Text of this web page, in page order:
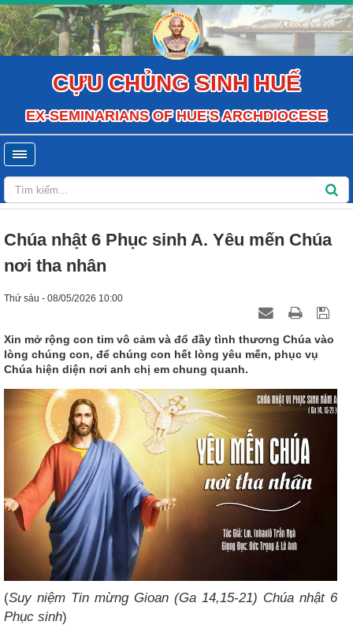
CỰU CHỦNG SINH HUẾ
EX-SEMINARIANS OF HUE'S ARCHDIOCESE
Chúa nhật 6 Phục sinh A. Yêu mến Chúa
nơi tha nhân
Thứ sáu - 08/05/2026 10:00
Xin mở rộng con tim vô cảm và đổ đầy tình thương Chúa vào
lòng chúng con, để chúng con hết lòng yêu mến, phục vụ
Chúa hiện diện nơi anh chị em chung quanh.
(Suy niệm Tin mừng Gioan (Ga 14,15-21) Chúa nhật 6
Phục sinh)